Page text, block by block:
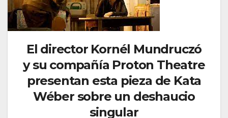
El director Kornél Mundruczó
y su compañía Proton Theatre
presentan esta pieza de Kata
Wéber sobre un deshaucio
singular